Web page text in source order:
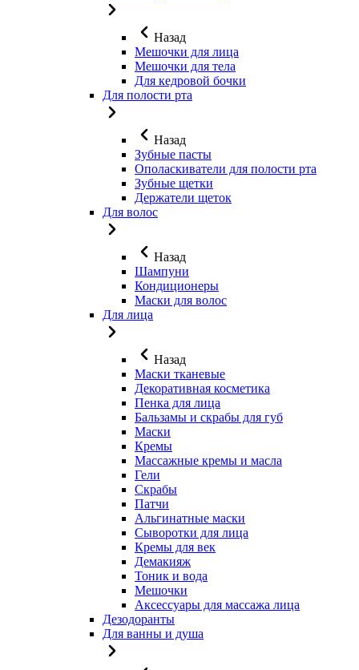
Назад
Мешочки для лица
Мешочки для тела
Для кедровой бочки
Для полости рта
Назад
Зубные пасты
Ополаскиватели для полости рта
Зубные щетки
Держатели щеток
Для волос
Назад
Шампуни
Кондиционеры
Маски для волос
Для лица
Назад
Маски тканевые
Декоративная косметика
Пенка для лица
Бальзамы и скрабы для губ
Маски
Кремы
Массажные кремы и масла
Гели
Скрабы
Патчи
Альгинатные маски
Сыворотки для лица
Кремы для век
Демакияж
Тоник и вода
Мешочки
Аксессуары для массажа лица
Дезодоранты
Для ванны и душа